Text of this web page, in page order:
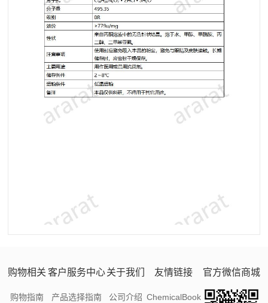
购物相关
购物指南
客户服务中心
产品选择指南
关于我们
公司介绍
友情链接
ChemicalBook
官方微信商城